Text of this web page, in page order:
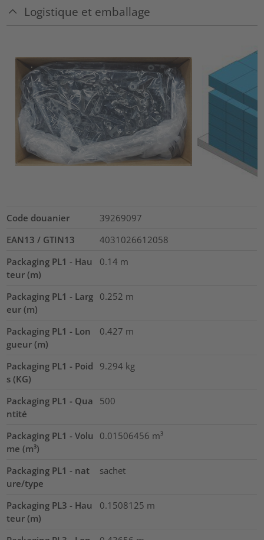
Logistique et emballage
Code douanier
39269097
EAN13 / GTIN13
4031026612058
Packaging PL1 - Hau
teur (m)
0.14 m
Packaging PL1 - Larg
eur (m)
0.252 m
Packaging PL1 - Lon
gueur (m)
0.427 m
Packaging PL1 - Poid
s (KG)
9.294 kg
Packaging PL1 - Qua
ntité
500
Packaging PL1 - Volu
me (m³)
0.01506456 m³
Packaging PL1 - nat
ure/type
sachet
Packaging PL3 - Hau
teur (m)
0.1508125 m